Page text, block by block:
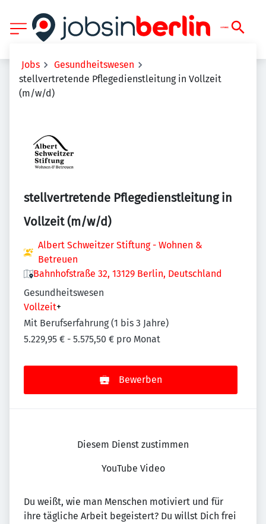
Jobs
Gesundheitswesen
stellvertretende Pflegedienstleitung in Vollzeit
(m/w/d)
stellvertretende Pflegedienstleitung in
Vollzeit (m/w/d)
Albert Schweitzer Stiftung - Wohnen &
Betreuen
Bahnhofstraße 32, 13129 Berlin, Deutschland
Gesundheitswesen
Vollzeit+
Mit Berufserfahrung (1 bis 3 Jahre)
5.229,95 € - 5.575,50 € pro Monat
Bewerben
Diesem Dienst zustimmen
YouTube Video
Du weißt, wie man Menschen motiviert und für
ihre tägliche Arbeit begeistert? Du willst Dich frei